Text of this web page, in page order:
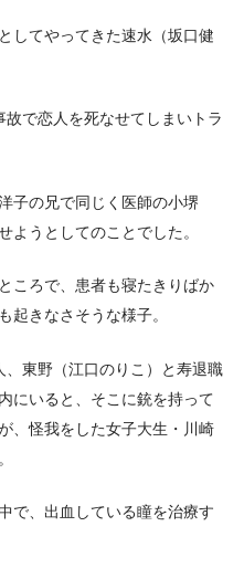
してやってきた速水（坂口健
で恋人を死なせてしまいトラ
子の兄で同じく医師の小堺
ようとしてのことでした。
ころで、患者も寝たきりばか
起きなさそうな様子。
東野（江口のりこ）と寿退職
にいると、そこに銃を持って
、怪我をした女子大生・川崎
で、出血している瞳を治療す